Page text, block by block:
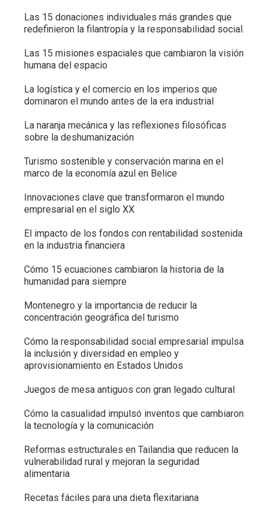
Las 15 donaciones individuales más grandes que
redefinieron la filantropía y la responsabilidad social.
Las 15 misiones espaciales que cambiaron la visión
humana del espacio
La logística y el comercio en los imperios que
dominaron el mundo antes de la era industrial
La naranja mecánica y las reflexiones filosóficas
sobre la deshumanización
Turismo sostenible y conservación marina en el
marco de la economía azul en Belice
Innovaciones clave que transformaron el mundo
empresarial en el siglo XX
El impacto de los fondos con rentabilidad sostenida
en la industria financiera
Cómo 15 ecuaciones cambiaron la historia de la
humanidad para siempre
Montenegro y la importancia de reducir la
concentración geográfica del turismo
Cómo la responsabilidad social empresarial impulsa
la inclusión y diversidad en empleo y
aprovisionamiento en Estados Unidos
Juegos de mesa antiguos con gran legado cultural
Cómo la casualidad impulsó inventos que cambiaron
la tecnología y la comunicación
Reformas estructurales en Tailandia que reducen la
vulnerabilidad rural y mejoran la seguridad
alimentaria
Recetas fáciles para una dieta flexitariana